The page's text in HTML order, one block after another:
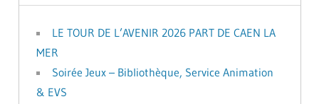
LE TOUR DE L’AVENIR 2026 PART DE CAEN LA
MER
Soirée Jeux – Bibliothèque, Service Animation
& EVS